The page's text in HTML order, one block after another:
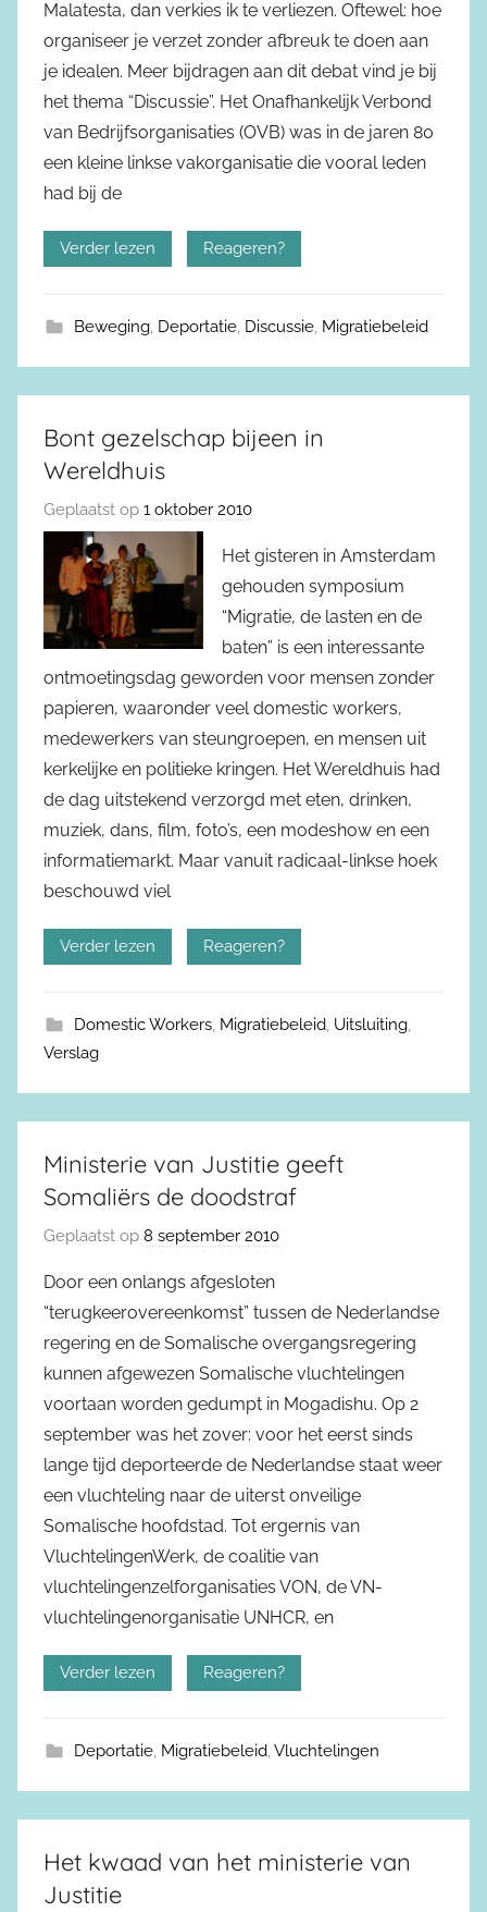
Malatesta, dan verkies ik te verliezen. Oftewel: hoe
organiseer je verzet zonder afbreuk te doen aan
je idealen. Meer bijdragen aan dit debat vind je bij
het thema “Discussie”. Het Onafhankelijk Verbond
van Bedrijfsorganisaties (OVB) was in de jaren 80
een kleine linkse vakorganisatie die vooral leden
had bij de
Verder lezen Reageren?
Beweging, Deportatie, Discussie, Migratiebeleid
Bont gezelschap bijeen in
Wereldhuis
Geplaatst op 1 oktober 2010
Het gisteren in Amsterdam
gehouden symposium
“Migratie, de lasten en de
baten” is een interessante
ontmoetingsdag geworden voor mensen zonder
papieren, waaronder veel domestic workers,
medewerkers van steungroepen, en mensen uit
kerkelijke en politieke kringen. Het Wereldhuis had
de dag uitstekend verzorgd met eten, drinken,
muziek, dans, film, foto’s, een modeshow en een
informatiemarkt. Maar vanuit radicaal-linkse hoek
beschouwd viel
Verder lezen Reageren?
Domestic Workers, Migratiebeleid, Uitsluiting,
Verslag
Ministerie van Justitie geeft
Somaliërs de doodstraf
Geplaatst op 8 september 2010
Door een onlangs afgesloten
“terugkeerovereenkomst” tussen de Nederlandse
regering en de Somalische overgangsregering
kunnen afgewezen Somalische vluchtelingen
voortaan worden gedumpt in Mogadishu. Op 2
september was het zover: voor het eerst sinds
lange tijd deporteerde de Nederlandse staat weer
een vluchteling naar de uiterst onveilige
Somalische hoofdstad. Tot ergernis van
VluchtelingenWerk, de coalitie van
vluchtelingenzelforganisaties VON, de VN-
vluchtelingenorganisatie UNHCR, en
Verder lezen Reageren?
Deportatie, Migratiebeleid,Vluchtelingen
Het kwaad van het ministerie van
Justitie